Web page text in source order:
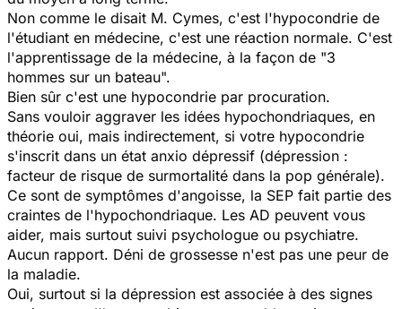
Non comme le disait M. Cymes, c'est l'hypocondrie de
l'étudiant en médecine, c'est une réaction normale. C'est
l'apprentissage de la médecine, à la façon de "3
hommes sur un bateau".
Bien sûr c'est une hypocondrie par procuration.
Sans vouloir aggraver les idées hypochondriaques, en
théorie oui, mais indirectement, si votre hypocondrie
s'inscrit dans un état anxio dépressif (dépression :
facteur de risque de surmortalité dans la pop générale).
Ce sont de symptômes d'angoisse, la SEP fait partie des
craintes de l'hypochondriaque. Les AD peuvent vous
aider, mais surtout suivi psychologue ou psychiatre.
Aucun rapport. Déni de grossesse n'est pas une peur de
la maladie.
Oui, surtout si la dépression est associée à des signes